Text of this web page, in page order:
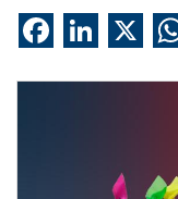
FacebookLinkedIn